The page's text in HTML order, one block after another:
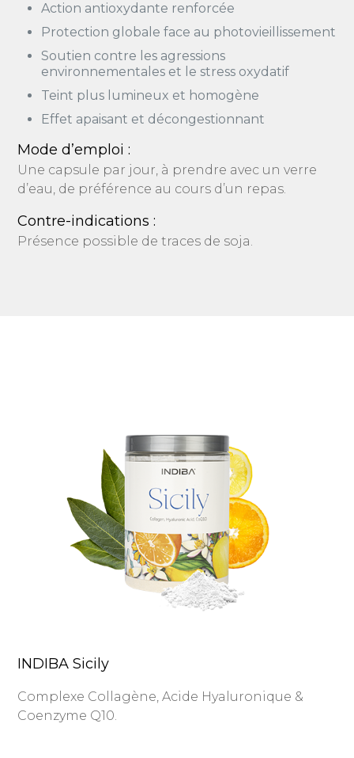
Action antioxydante renforcée
Protection globale face au photovieillissement
Soutien contre les agressions
environnementales et le stress oxydatif
Teint plus lumineux et homogène
Effet apaisant et décongestionnant
Mode d’emploi :
Une capsule par jour, à prendre avec un verre
d’eau, de préférence au cours d’un repas.
Contre-indications :
Présence possible de traces de soja.
INDIBA Sicily
Complexe Collagène, Acide Hyaluronique &
Coenzyme Q10.